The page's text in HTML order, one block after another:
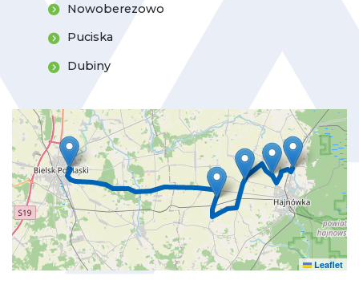
Nowoberezowo
Puciska
Dubiny
Leaflet